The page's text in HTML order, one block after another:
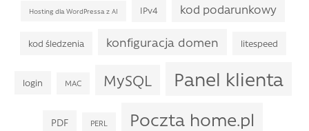
Hosting dla WordPressa z AI IPv4 kod podarunkowy
kod śledzenia konfiguracja domen litespeed
login MAC MySQL Panel klienta
PDF PERL Poczta home.pl